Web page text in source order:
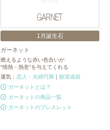
1月誕生石
ガーネット
燃えるような赤い色合いが
“情熱・熱意”を与えてくれる
運気：恋人・夫婦円満 ｜ 願望成就
ガーネットとは？
ガーネットの商品一覧
ガーネットのブレスレット